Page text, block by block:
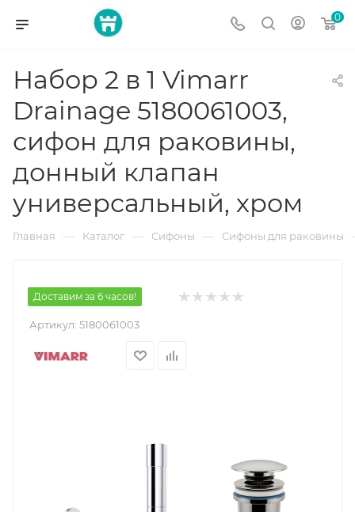
0
Набор 2 в 1 Vimarr
Drainage 5180061003,
сифон для раковины,
донный клапан
универсальный, хром
Главная — Каталог — Сифоны — Сифоны для раковины
Доставим за 6 часов!
Артикул: 5180061003